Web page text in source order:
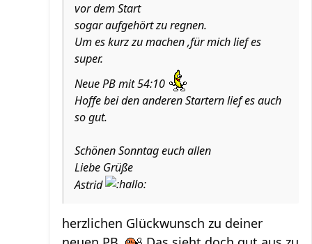
vor dem Start
sogar aufgehört zu regnen.
Um es kurz zu machen ,für mich lief es
super.
Neue PB mit 54:10
Hoffe bei den anderen Startern lief es auch
so gut.
Schönen Sonntag euch allen
Liebe Grüße
Astrid
herzlichen Glückwunsch zu deiner